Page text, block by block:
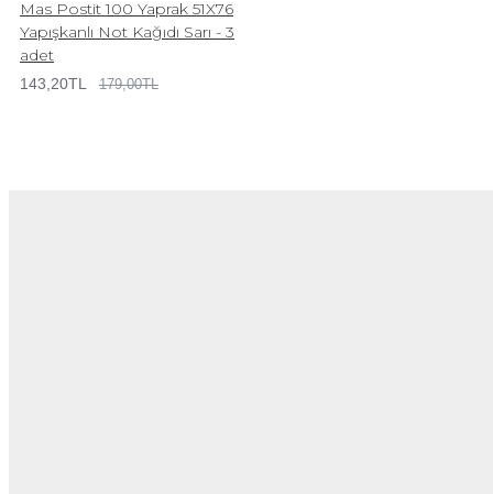
Mas Postit 100 Yaprak 51X76
Yapışkanlı Not Kağıdı Sarı - 3
adet
143,20TL 179,00TL